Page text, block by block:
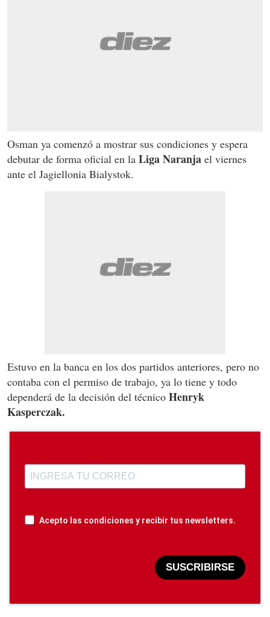
Osman ya comenzó a mostrar sus condiciones y espera
debutar de forma oficial en la Liga Naranja el viernes
ante el Jagiellonia Bialystok.
Estuvo en la banca en los dos partidos anteriores, pero no
contaba con el permiso de trabajo, ya lo tiene y todo
dependerá de la decisión del técnico Henryk
Kasperczak.
Acepto las condiciones y recibir tus newsletters.
SUSCRIBIRSE